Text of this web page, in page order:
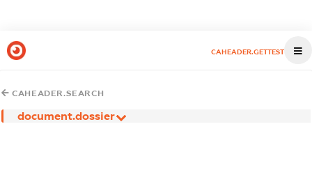
CAHEADER.GETTEST
CAHEADER.SEARCH
document.dossier